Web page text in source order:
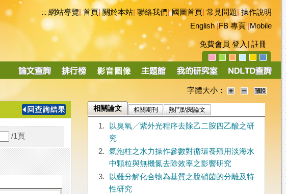
::: 網站導覽|首頁|關於本站 聯絡我們|國圖首頁 常見問題|操作說明
English|FB 專頁|Mobile
免費會員 登入 註冊
導
字體大小：
/1 頁
相關論文 相關期刊 熱門點閱論文
1.
以臭氧╱紫外光程序去除乙二胺四乙酸之研
究
2.
氣泡柱之水力操作參數對循環養殖用淡海水
中顆粒與無機氮去除效率之影響研究
3.
以難分解化合物為基質之脫硝菌的分離及特
性研究